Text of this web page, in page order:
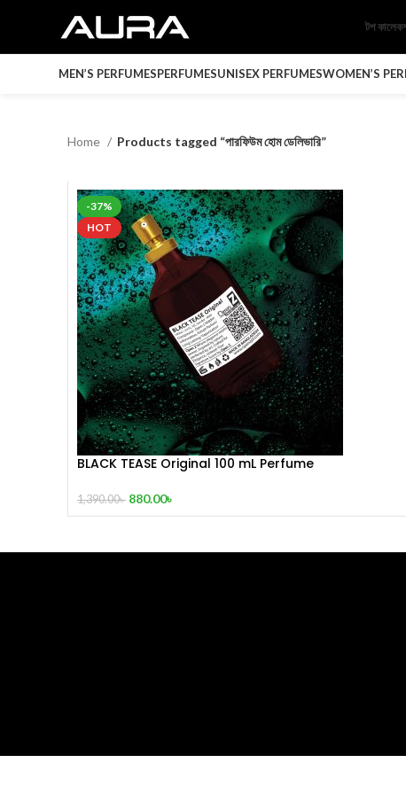
টপ
MEN’S PERFUMESPERFUMESUNISEX PERFUMESWOMEN’S
Home Products tagged “পারফিউম হোম ডেলিভারি”
-37%
HOT
BLACK TEASE Original 100 mL Perfume
1,390.00৳ 880.00৳